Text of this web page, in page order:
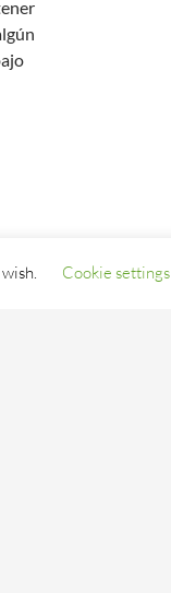
Cookie settings